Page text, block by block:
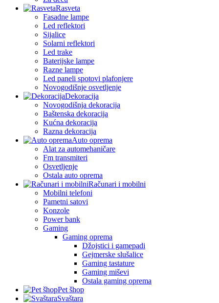
Rasveta
Fasadne lampe
Led reflektori
Sijalice
Solarni reflektori
Led trake
Baterijske lampe
Razne lampe
Led paneli spotovi plafonjere
Novogodišnje osvetljenje
Dekoracija
Novogodišnja dekoracija
Baštenska dekoracija
Kućna dekoracija
Razna dekoracija
Auto oprema
Alat za automehaničare
Fm transmiteri
Osvetljenje
Ostala auto oprema
Računari i mobilni
Mobilni telefoni
Pametni satovi
Konzole
Power bank
Gaming
Gaming oprema
Džojstici i gamepadi
Gejmerske slušalice
Gaming tastature
Gaming miševi
Ostala gaming oprema
Pet šhop
Svaštara